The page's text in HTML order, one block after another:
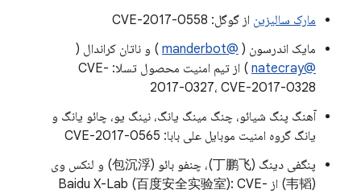
مارک سالیزین از گوگل: CVE-2017-0558
مایک اندرسون ( @manderbot
) و ناتان کراندال (
@natecray
) از تیم امنیت محصول تسلا: CVE-
2017-0327، CVE-2017-0328
آهنگ پنگ شیائو، چنگ مینگ یانگ، نینگ یو، چائو یانگ و
یانگ گروه امنیت موبایل علی بابا: CVE-2017-0565
پنگفی دینگ (丁鹏飞)، چنفو بائو (包沉浮) و لنکس وی
(韦韬) از Baidu X-Lab (百度安全实验室): CVE-